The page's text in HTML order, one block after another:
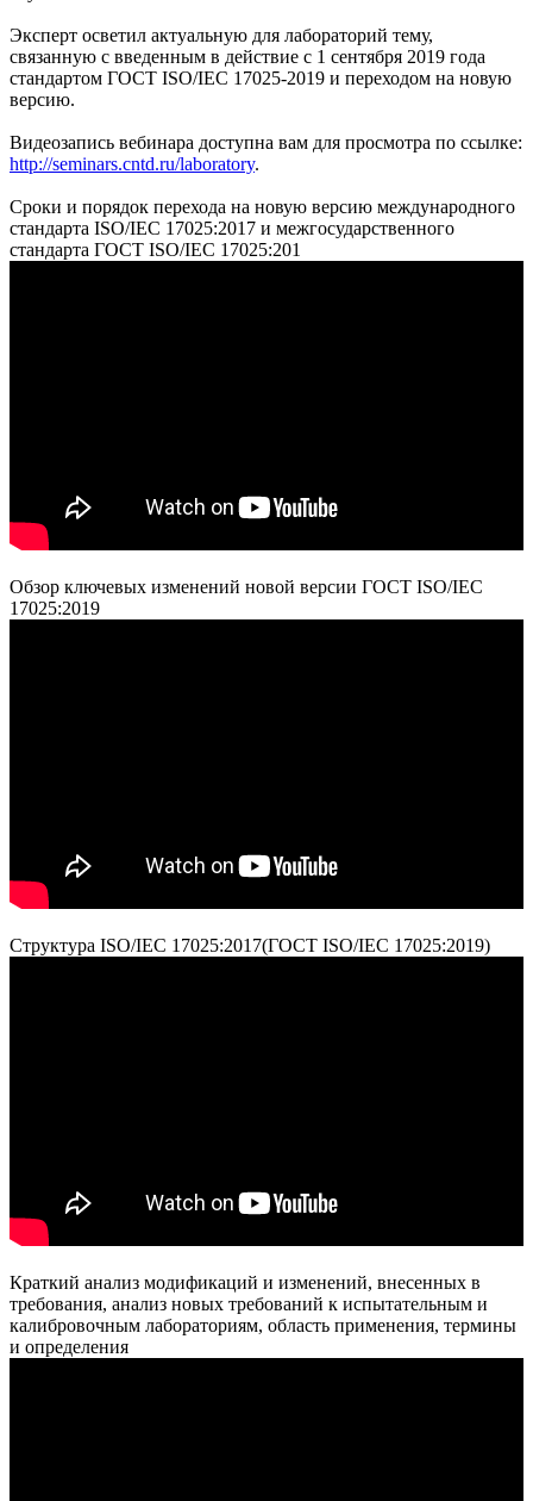
Эксперт осветил актуальную для лабораторий тему,
связанную с введенным в действие с 1 сентября 2019 года
стандартом ГОСТ ISO/IEC 17025-2019 и переходом на новую
версию.
Видеозапись вебинара доступна вам для просмотра по ссылке:
http://seminars.cntd.ru/laboratory.
Сроки и порядок перехода на новую версию международного
стандарта ISO/IEC 17025:2017 и межгосударственного
стандарта ГОСТ ISO/IEC 17025:201
Обзор ключевых изменений новой версии ГОСТ ISO/IEC
17025:2019
Структура ISO/IEC 17025:2017(ГОСТ ISO/IEC 17025:2019)
Краткий анализ модификаций и изменений, внесенных в
требования, анализ новых требований к испытательным и
калибровочным лабораториям, область применения, термины
и определения